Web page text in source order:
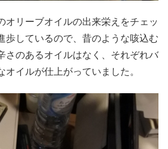
オリーブオイルの出来栄えをチェッ
歩しているので、昔のような咳込む
さのあるオイルはなく、それぞれバ
オイルが仕上がっていました。